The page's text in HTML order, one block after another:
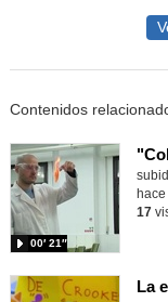
Contenidos
00′ 21″
17